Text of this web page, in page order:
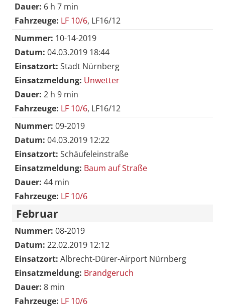
Dauer: 6 h 7 min
Fahrzeuge: LF 10/6, LF16/12
Nummer: 10-14-2019
Datum: 04.03.2019 18:44
Einsatzort: Stadt Nürnberg
Einsatzmeldung: Unwetter
Dauer: 2 h 9 min
Fahrzeuge: LF 10/6, LF16/12
Nummer: 09-2019
Datum: 04.03.2019 12:22
Einsatzort: Schäufeleinstraße
Einsatzmeldung: Baum auf Straße
Dauer: 44 min
Fahrzeuge: LF 10/6
Februar
Nummer: 08-2019
Datum: 22.02.2019 12:12
Einsatzort: Albrecht-Dürer-Airport Nürnberg
Einsatzmeldung: Brandgeruch
Dauer: 8 min
Fahrzeuge: LF 10/6